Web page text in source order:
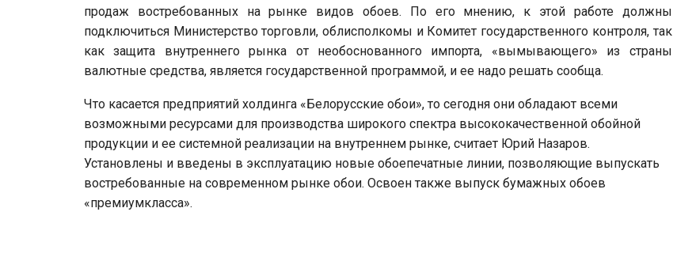
продаж востребованных на рынке видов обоев. По его мнению, к этой работе должны
подключиться Министерство торговли, облисполкомы и Комитет государственного контроля, так
как защита внутреннего рынка от необоснованного импорта, «вымывающего» из страны
валютные средства, является государственной программой, и ее надо решать сообща.
Что касается предприятий холдинга «Белорусские обои», то сегодня они обладают всеми
возможными ресурсами для производства широкого спектра высококачественной обойной
продукции и ее системной реализации на внутреннем рынке, считает Юрий Назаров.
Установлены и введены в эксплуатацию новые обоепечатные линии, позволяющие выпускать
востребованные на современном рынке обои. Освоен также выпуск бумажных обоев
«премиум­класса».